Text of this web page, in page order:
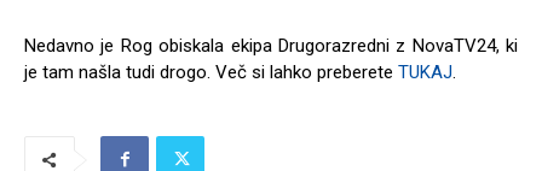
Nedavno je Rog obiskala ekipa Drugorazredni z NovaTV24, ki
je tam našla tudi drogo. Več si lahko preberete TUKAJ.